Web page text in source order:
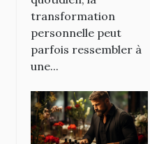
personnelle
transformation
personnelle peut
parfois ressembler à
une...